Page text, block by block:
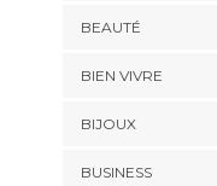
BEAUTÉ
BIEN VIVRE
BIJOUX
BUSINESS